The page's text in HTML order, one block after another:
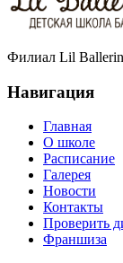
Филиал Lil
Навигация
Главная
О школе
Расписание
Галерея
Новости
Контакты
Проверить
Франшиза